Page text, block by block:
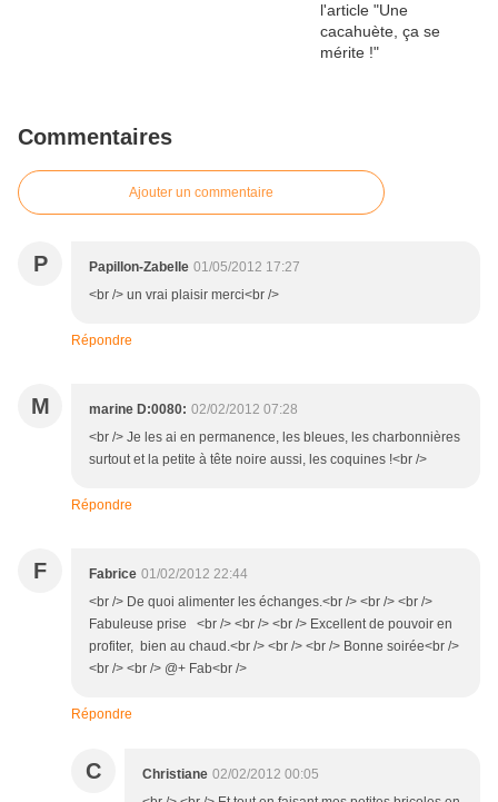
Commentaires
Ajouter un commentaire
P Papillon-Zabelle 01/05/2012 17:27
<br /> un vrai plaisir merci<br />
Répondre
M marine D:0080: 02/02/2012 07:28
<br /> Je les ai en permanence, les bleues, les charbonnières
surtout et la petite à tête noire aussi, les coquines !<br />
Répondre
F Fabrice 01/02/2012 22:44
<br /> De quoi alimenter les échanges.<br /> <br /> <br />
Fabuleuse prise <br /> <br /> <br /> Excellent de pouvoir en
profiter, bien au chaud.<br /> <br /> <br /> Bonne soirée<br />
<br /> <br /> @+ Fab<br />
Répondre
C Christiane 02/02/2012 00:05